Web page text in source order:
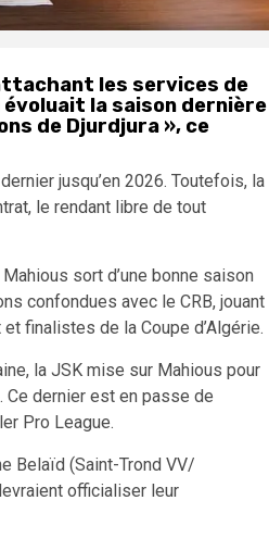
les services de
la saison dernière
de Djurdjura », ce
jusqu’en 2026. Toutefois, la
le rendant libre de tout
sort d’une bonne saison
confondues avec le CRB, jouant
finalistes de la Coupe d’Algérie.
la JSK mise sur Mahious pour
dernier est en passe de
Pro League.
Belaïd (Saint-Trond VV/
officialiser leur